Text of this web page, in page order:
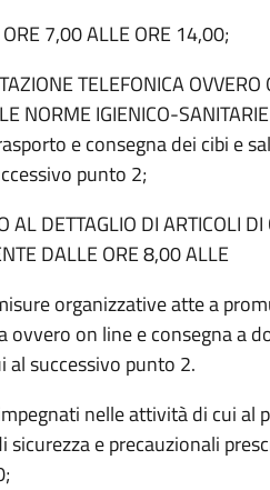
7,00 ALLE ORE 14,00;
TELEFONICA
NORME IGIENICO-
e consegna dei cibi e
punto 2;
AL DETTAGLIO DI ARTICOLI DI
DALLE ORE 8,00 ALLE
organizzative atte a
on line e consegna a
al successivo punto 2.
nelle attività di cui al
e precauzionali